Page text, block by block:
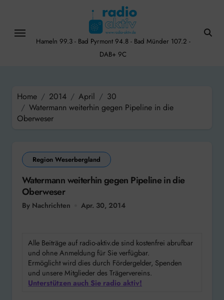
content
Hameln 99.3 - Bad Pyrmont 94.8 - Bad Münder 107.2 -
DAB+ 9C
Home 2014 April
30
Watermann weiterhin gegen Pipeline in die
Oberweser
Region Weserbergland
Watermann weiterhin gegen Pipeline in die
Oberweser
By Nachrichten Apr. 30, 2014
Alle Beiträge auf radio-aktiv.de sind kostenfrei abrufbar
und ohne Anmeldung für Sie verfügbar.
Ermöglicht wird dies durch Fördergelder, Spenden
und unsere Mitglieder des Trägervereins.
Unterstützen auch Sie radio aktiv!